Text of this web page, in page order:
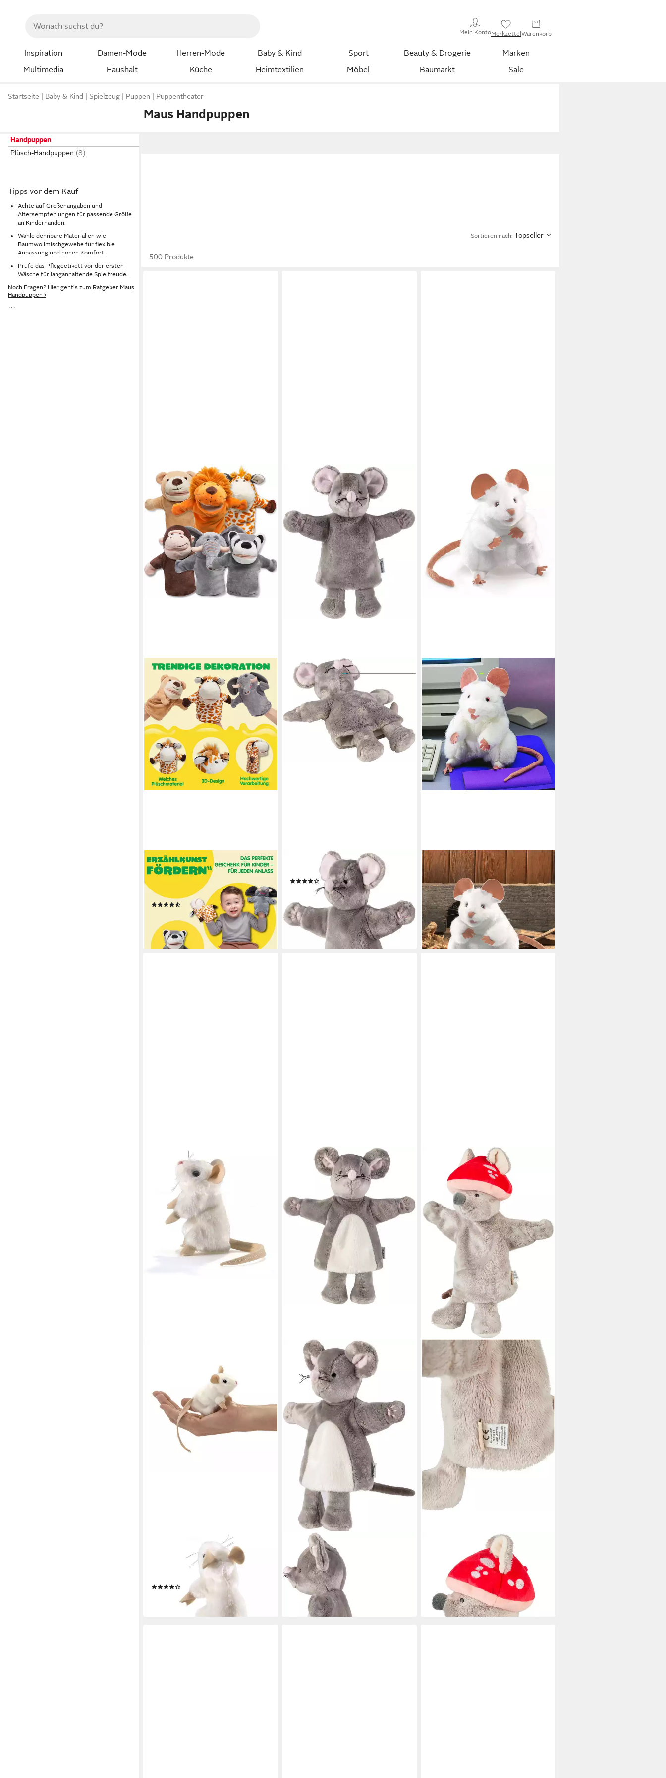
Mein KontoMerkzettelWarenkorb
Inspiration Damen-Mode Herren-Mode Baby & Kind Sport Beauty & Drogerie
Marken
Multimedia
Haushalt Küche Heimtextilien Möbel Baumarkt Sale
Startseite Baby & Kind Spielzeug Puppen Puppentheater
Maus Handpuppen
Handpuppen
Plüsch-Handpuppen
Tipps vor dem Kauf
Achte auf Größenangaben und
Altersempfehlungen für passende Größe
an Kinderhänden.
Wähle dehnbare Materialien wie
Baumwollmischgewebe für flexible
Anpassung und hohen Komfort.
Prüfe das Pflegeetikett vor der ersten
Wäsche für langanhaltende Spielfreude.
Noch Fragen? Hier geht's zum Ratgeber Maus
Handpuppen ›
```
Sortieren nach: Topseller
500 Produkte
JOYIN
Handpuppe JOYIN 6 Stück Tier
Handpuppen Spielzeug Set für
Kinder
(2)
UVP33,99 €
-35%
lieferbar - in 3-4 Werktagen bei dir
STERNTALER®
Handpuppe Kinder Maus
(1)
UVP 16,99 €
-23%
lieferbar - in 2-3 Werktagen bei dir
FOLKMANIS HANDPUPPEN
Handpuppe Folkmanis Handpuppe
weiße Maus 2219 (Packung)
ab 40,95 €
lieferbar - in 3-4 Werktagen bei dir
FOLKMANIS HANDPUPPEN
Fingerpuppe Folkmanis Fingerpuppe
Mini Maus, weiß / Mini white Mouse
lieferbar - in 3-4 Werktagen bei dir
STERNTALER®
Handpuppe Maus
13,66 € UVP 19,99 €
-32%
lieferbar - in 2-3 Werktagen bei dir
Handpuppe Maus
UVP 19,99 €
lieferbar - in 6-8 Werktagen bei dir